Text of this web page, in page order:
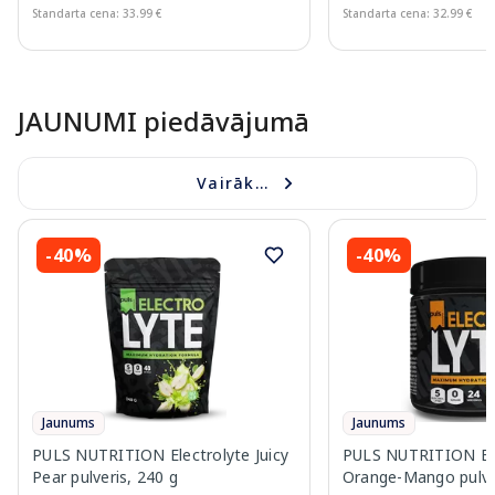
Standarta cena: 33.99 € Standarta cena: 32.99 €
JAUNUMI piedāvājumā
Vairāk...
-40%
Jaunums
PULS NUTRITION Electrolyte Juicy
Pear pulveris, 240 g
-40%
Jaunums
PULS NUTRITION
Orange-Mango